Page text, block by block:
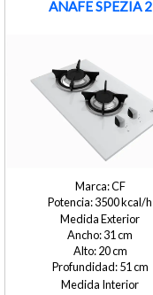
ANAFE SPEZIA 2
CF
3500
Medida Exterior
31
20
51
Medida Interior